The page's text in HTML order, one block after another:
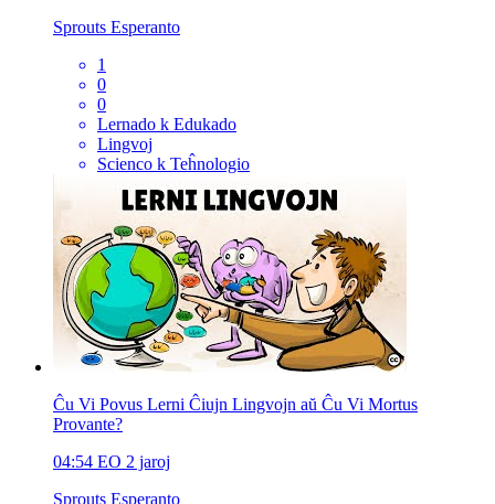
Sprouts Esperanto
1
0
0
Lernado k Edukado
Lingvoj
Scienco k Teĥnologio
Ĉu Vi Povus Lerni Ĉiujn Lingvojn aŭ Ĉu Vi Mortus
Provante?
04:54 EO 2 jaroj
Sprouts Esperanto